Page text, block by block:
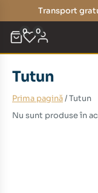
Transport
0 0
Tutun
Prima pagină/ Tutun
Nu sunt produse în